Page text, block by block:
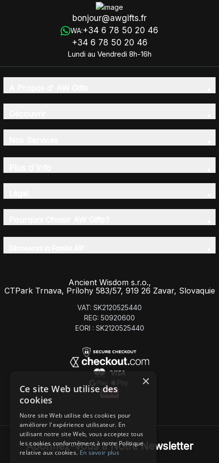
bonjour@awgifts.fr
WA:+34 6 78 50 20 46
+34 6 78 50 20 46
Lundi au Vendredi 8h-16h
Ancient Wisdom s.r.o.,
CTPark Trnava, Prílohy 583/57, 919 26 Zavar, Slovaquie
VAT: SK2120525440
REG: 50920600
EORI : SK2120525440
Abonnez-Vous à Notre Newsletter
×
Ce site Web utilise des
cookies
Notre site Web utilise des cookies pour
améliorer l'expérience utilisateur. En
utilisant notre site Web, vous acceptez tous
les cookies conformément à notre Politique
relative aux cookies.En savoir plus